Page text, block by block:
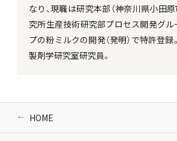
なり、現職は研究本部（神奈川県小田
究所生産技術研究部プロセス開発グル
プの粉ミルクの開発（発明）で特許登
製剤学研究室研究員。
HOME